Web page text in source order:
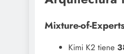
Mixture-of-
Kimi K2 tiene